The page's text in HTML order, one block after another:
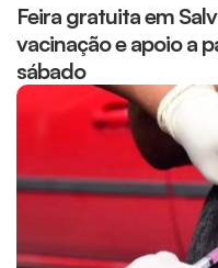
Feira gratuita em
vacinação e apoio a
sábado